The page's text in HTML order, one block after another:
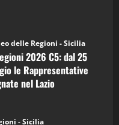
delle Regioni - Sicilia
2026 C5: dal 25
le Rappresentative
nel Lazio
- Sicilia